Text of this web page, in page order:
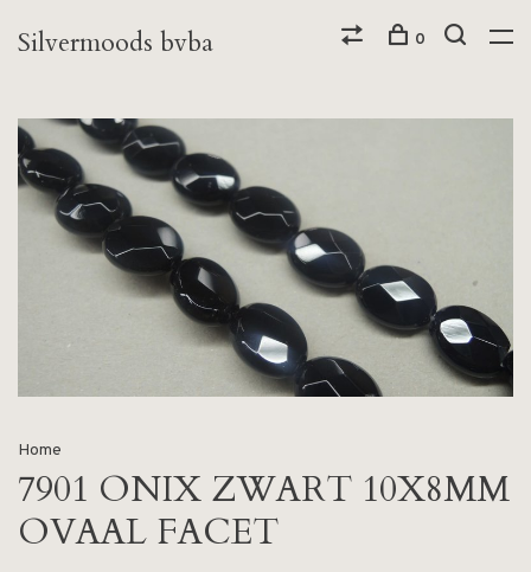
Silvermoods bvba 0
Home
7901 ONIX ZWART 10X8MM
OVAAL FACET